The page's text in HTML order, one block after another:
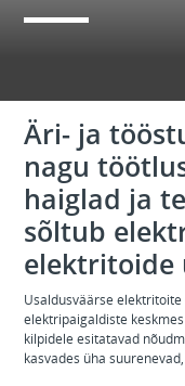
Äri- ja
nagu
haiglad ja
sõltub
elektritoide
Usaldusväärse
elektripaigaldiste
kilpidele esitatavad
kasvades üha